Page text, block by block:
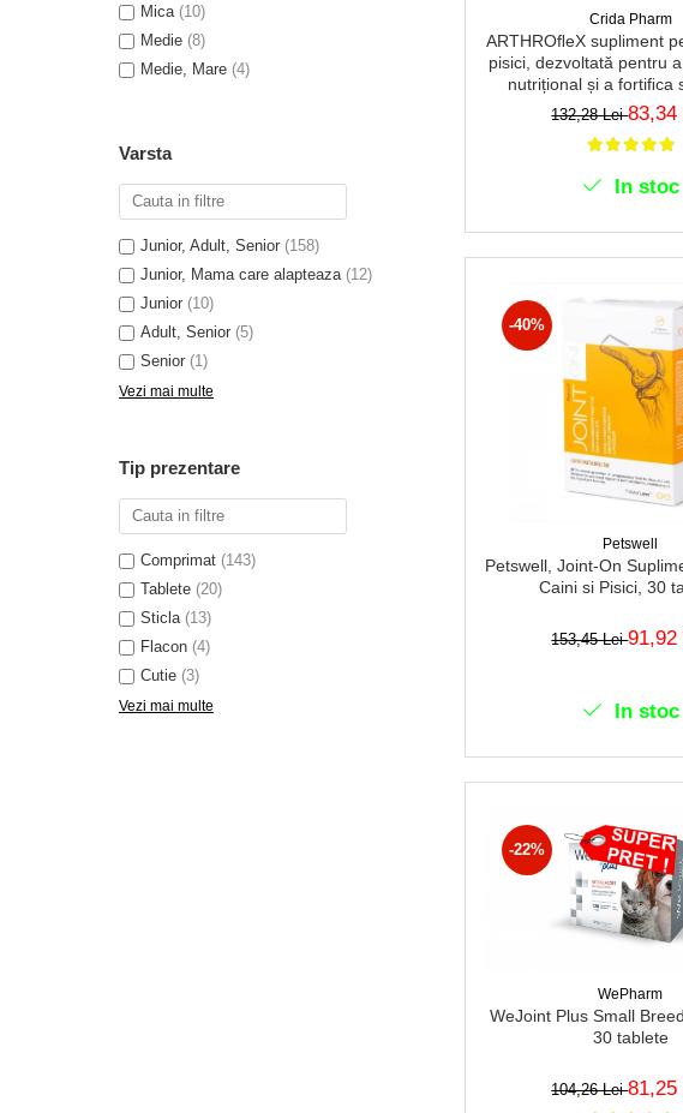
Mica (10)
Medie (8)
Medie, Mare (4)
Varsta
Junior, Adult, Senior (158)
Junior, Mama care alapteaza (12)
Junior (10)
Adult, Senior (5)
Senior (1)
Vezi mai multe
Tip prezentare
Comprimat (143)
Tablete (20)
Sticla (13)
Flacon (4)
Cutie (3)
Vezi mai multe
Crida Pharm
ARTHROﬂeX supliment
pisici, dezvoltată pentru
nutrițional și a fortiﬁca
articulațiilor - 30
132,28 Lei83,34
In stoc
-40%
Petswell
Petswell, Joint-On
Caini si Pisici, 30
153,45 Lei91,92
In stoc
-22%
WePharm
WeJoint Plus Small
30 tablete
104,26 Lei81,25